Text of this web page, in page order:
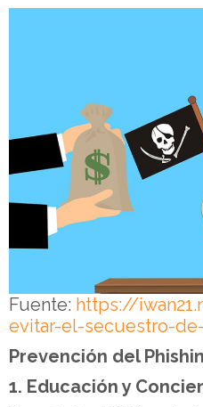
Fuente: https://
evitar-el-secuestro-
Prevención del
1. Educación y